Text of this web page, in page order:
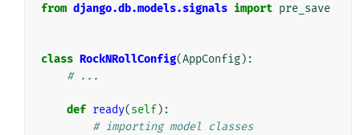
from django.db.models.signals import pre_save
class RockNRollConfig(AppConfig):
# ...
def ready(self):
# importing model classes